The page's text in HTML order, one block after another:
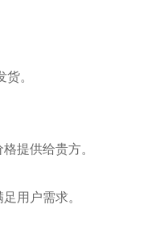
。
提供给贵方。
用户需求。